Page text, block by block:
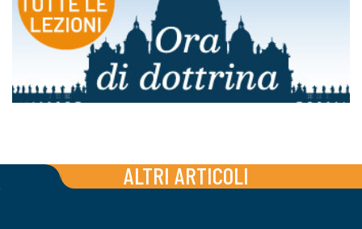
ALTRI ARTICOLI